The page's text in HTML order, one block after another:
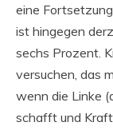
eine
ist hingegen
sechs Prozent.
versuchen, das
wenn die Linke
schafft und